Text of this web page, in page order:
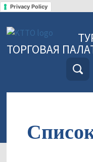
Privacy Policy
ТОРГОВАЯ